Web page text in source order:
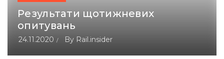
Результати щотижневих
опитувань
24.11.2020 By Rail.insider